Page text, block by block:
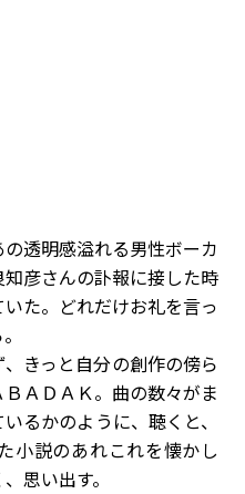
透明感溢れる男性ボーカ
彦さんの訃報に接した時
た。どれだけお礼を言っ
きっと自分の創作の傍ら
ＡＤＡＫ。曲の数々がま
るかのように、聴くと、
小説のあれこれを懐かし
思い出す。